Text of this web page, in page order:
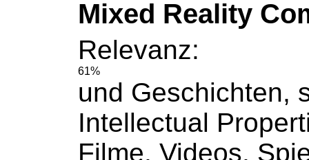
Mixed Reality
Relevanz:
61%
und Geschichten,
Intellectual
Filme, Videos,